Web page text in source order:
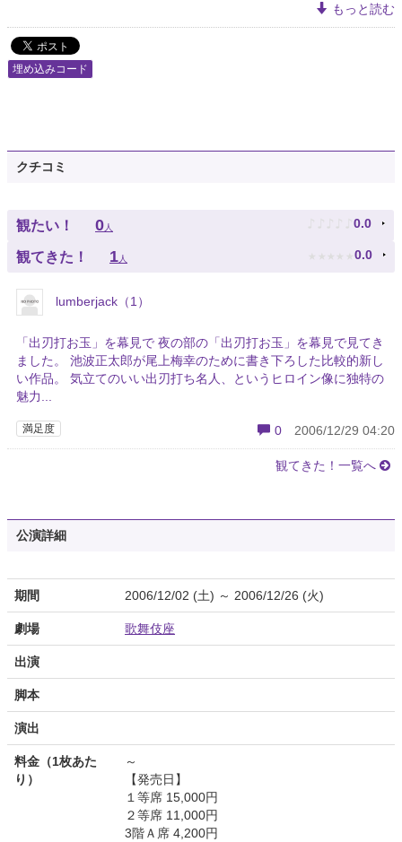
もっと読む
埋め込みコード
クチコミ
観たい！ 0人 ♪ ♪ ♪ ♪ ♪ 0.0
観てきた！ 1人 ★ ★ ★ ★ ★ 0.0
lumberjack（1）
「出刃打お玉」を幕見で 夜の部の「出刃打お玉」を幕見で見てき
ました。 池波正太郎が尾上梅幸のために書き下ろした比較的新し
い作品。 気立てのいい出刃打ち名人、というヒロイン像に独特の
魅力...
満足度 0 2006/12/29 04:20
観てきた！一覧へ
公演詳細
期間 2006/12/02 (土) ～ 2006/12/26 (火)
劇場 歌舞伎座
出演
脚本
演出
料金（1枚あた
り）
～
【発売日】
１等席 15,000円
２等席 11,000円
3階Ａ席 4,200円